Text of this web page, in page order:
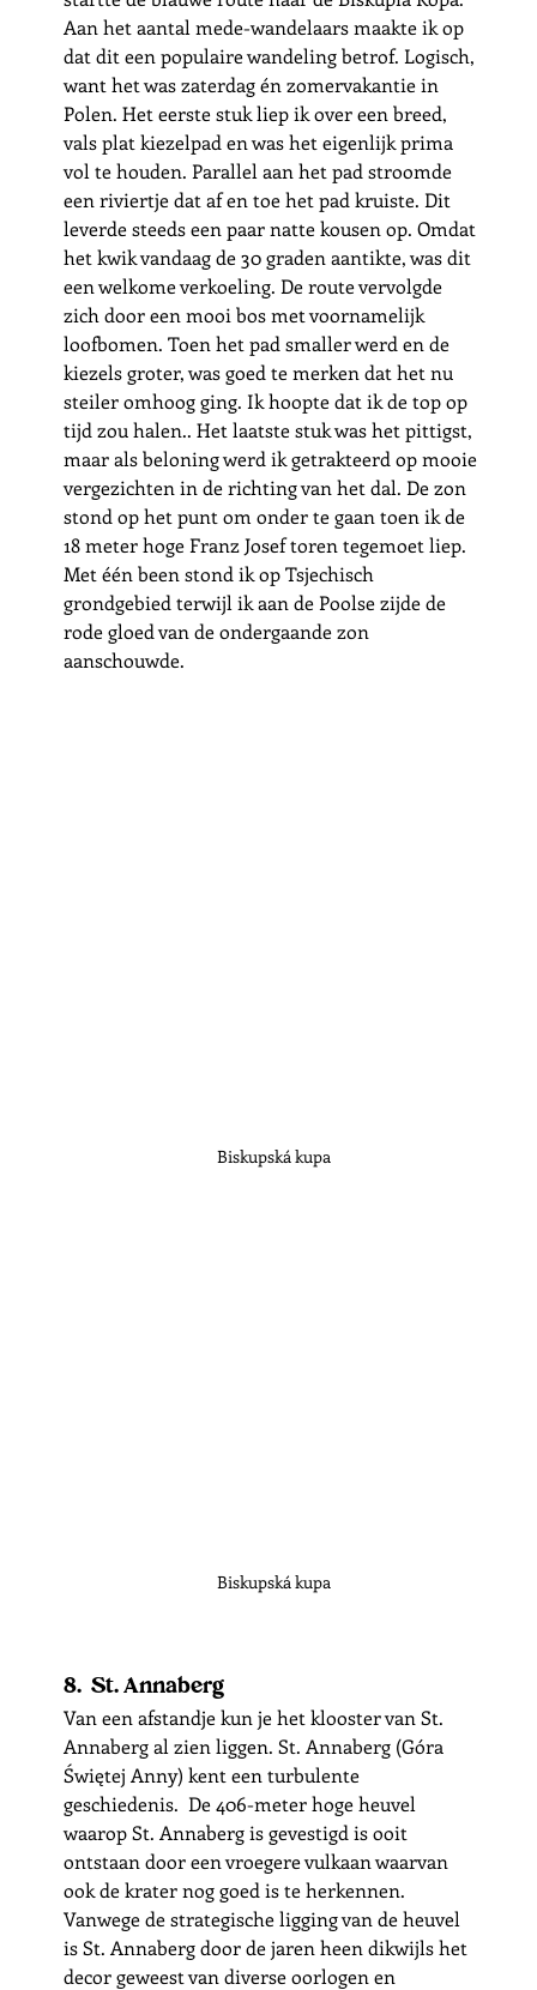
Aan het aantal mede-wandelaars maakte ik op
dat dit een populaire wandeling betrof. Logisch,
want het was zaterdag én zomervakantie in
Polen. Het eerste stuk liep ik over een breed,
vals plat kiezelpad en was het eigenlijk prima
vol te houden. Parallel aan het pad stroomde
een riviertje dat af en toe het pad kruiste. Dit
leverde steeds een paar natte kousen op. Omdat
het kwik vandaag de 30 graden aantikte, was dit
een welkome verkoeling. De route vervolgde
zich door een mooi bos met voornamelijk
loofbomen. Toen het pad smaller werd en de
kiezels groter, was goed te merken dat het nu
steiler omhoog ging. Ik hoopte dat ik de top op
tijd zou halen.. Het laatste stuk was het pittigst,
maar als beloning werd ik getrakteerd op mooie
vergezichten in de richting van het dal. De zon
stond op het punt om onder te gaan toen ik de
18 meter hoge Franz Josef toren tegemoet liep.
Met één been stond ik op Tsjechisch
grondgebied terwijl ik aan de Poolse zijde de
rode gloed van de ondergaande zon
aanschouwde.
Biskupská kupa
Biskupská kupa
8.  St. Annaberg
Van een afstandje kun je het klooster van St.
Annaberg al zien liggen. St. Annaberg (Góra
Świętej Anny) kent een turbulente
geschiedenis.  De 406-meter hoge heuvel
waarop St. Annaberg is gevestigd is ooit
ontstaan door een vroegere vulkaan waarvan
ook de krater nog goed is te herkennen.
Vanwege de strategische ligging van de heuvel
is St. Annaberg door de jaren heen dikwijls het
decor geweest van diverse oorlogen en